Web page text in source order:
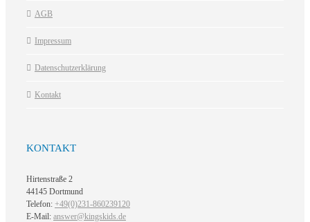
AGB
Impressum
Datenschutzerklärung
Kontakt
KONTAKT
Hirtenstraße 2
44145 Dortmund
Telefon: +49(0)231-860239120
E-Mail: answer@kingskids.de